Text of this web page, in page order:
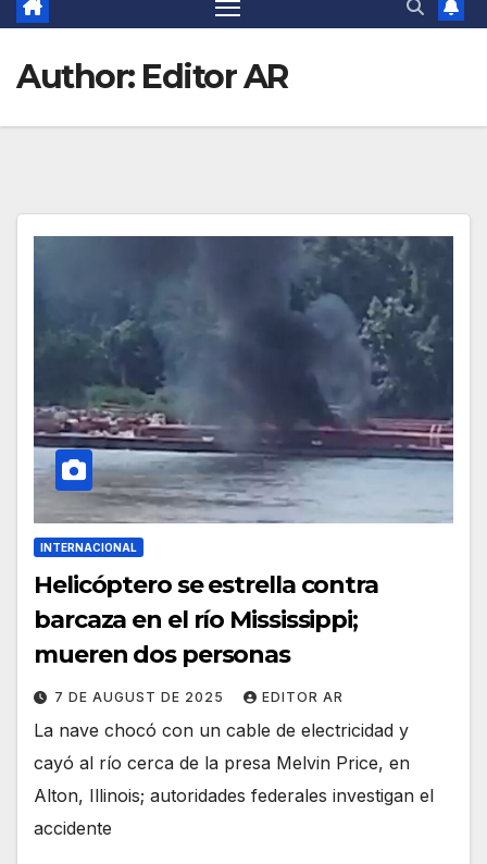
Author: Editor AR
INTERNACIONAL
Helicóptero se estrella contra
barcaza en el río Mississippi;
mueren dos personas
7 DE AUGUST DE 2025 EDITOR AR
La nave chocó con un cable de electricidad y
cayó al río cerca de la presa Melvin Price, en
Alton, Illinois; autoridades federales investigan el
accidente